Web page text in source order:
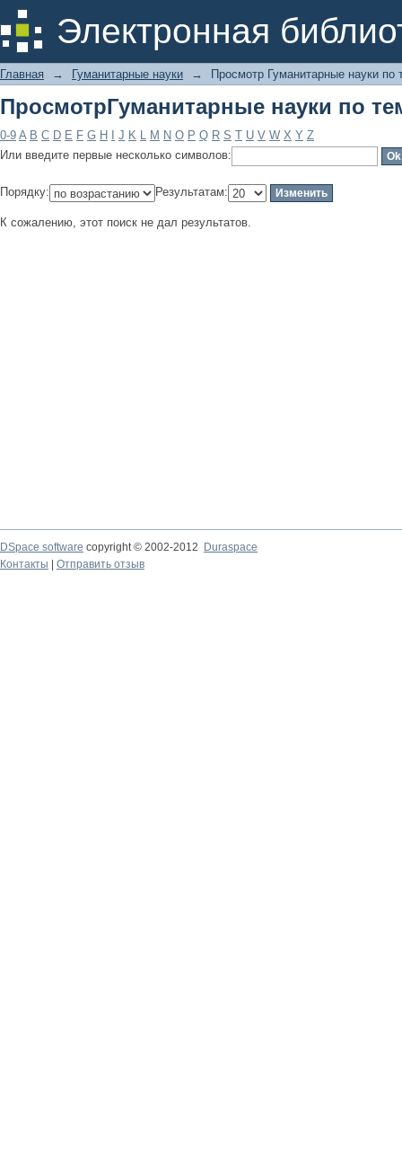
Электронная
ПросмотрГуманитарные науки по
Главная → Гуманитарные науки → Просмотр Гуманитарные науки по
ПросмотрГуманитарные науки по
0-9 A B C D E F G H J K L M N O P Q R S T U V W X Y Z
Или введите первые несколько символов:
Порядку: Результатам:
К сожалению, этот поиск не дал результатов.
DSpace software copyright © 2002-2012
Duraspace
Контакты
Отправить отзыв